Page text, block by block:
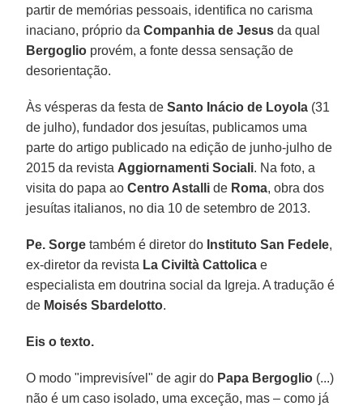
partir de memórias pessoais, identifica no carisma
inaciano, próprio daCompanhia de Jesus da qual
Bergoglio provém, a fonte dessa sensação de
desorientação.
Às vésperas da festa deSanto Inácio de Loyola (31
de julho), fundador dos jesuítas, publicamos uma
parte do artigo publicado na edição de junho-julho de
2015 da revista Aggiornamenti Sociali. Na foto, a
visita do papa aoCentro Astalli de Roma, obra dos
jesuítas italianos, no dia 10 de setembro de 2013.
Pe. Sorge também é diretor do Instituto San Fedele,
ex-diretor da revista La Civiltà Cattolica e
especialista em doutrina social da Igreja. A tradução é
de Moisés Sbardelotto.
Eis o texto.
O modo "imprevisível" de agir do Papa Bergoglio (...)
não é um caso isolado, uma exceção, mas – como já